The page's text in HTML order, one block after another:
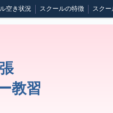
空き状況 スクールの特徴
セルフガソリンスタンドの利用方法 ブログ
教習